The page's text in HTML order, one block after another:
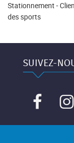
Stationnement -
des sports
SUIVEZ-